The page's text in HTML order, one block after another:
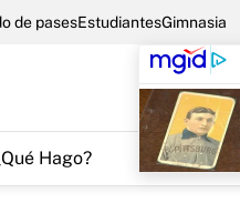
de pasesEstudiantesGimnasia
Hago?